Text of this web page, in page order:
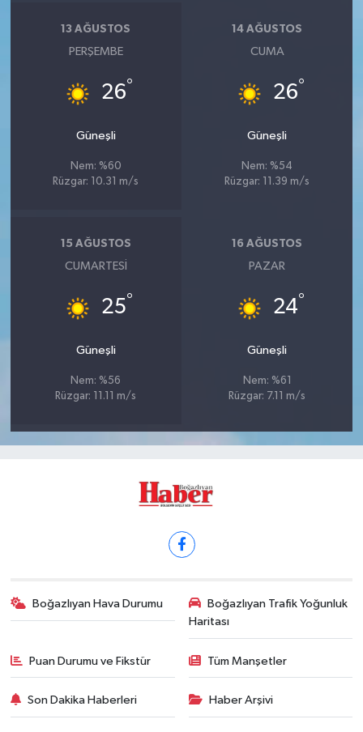
13 AĞUSTOS
PERŞEMBE
26°
Güneşli
Nem: %60
Rüzgar: 10.31 m/s
14 AĞUSTOS
CUMA
26°
Güneşli
Nem: %54
Rüzgar: 11.39 m/s
15 AĞUSTOS
CUMARTESI
25°
Güneşli
Nem: %56
Rüzgar: 11.11 m/s
16 AĞUSTOS
PAZAR
24°
Güneşli
Nem: %61
Rüzgar: 7.11 m/s
Boğazlıyan Hava Durumu
Boğazlıyan Trafik Yoğunluk
Haritası
Puan Durumu ve Fikstür Tüm Manşetler
Son Dakika Haberleri Haber Arşivi